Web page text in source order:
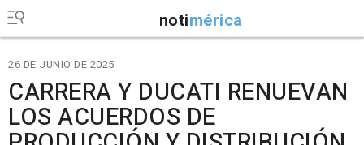
notimérica
26 DE JUNIO DE 2025
CARRERA Y DUCATI RENUEVAN
LOS ACUERDOS DE